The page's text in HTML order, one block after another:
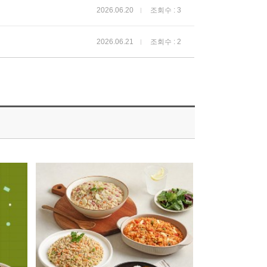
2026.06.20 조회수 : 3
2026.06.21 조회수 : 2